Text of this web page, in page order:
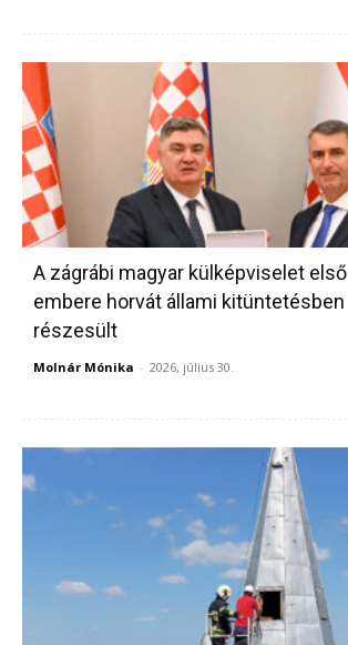
A zágrábi magyar külképviselet első
embere horvát állami kitüntetésben
részesült
Molnár Mónika - 2026, július 30.